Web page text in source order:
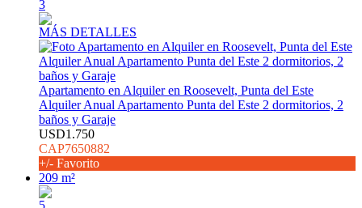
3
MÁS DETALLES
Apartamento en Alquiler en Roosevelt, Punta del Este
Alquiler Anual Apartamento Punta del Este 2 dormitorios, 2
baños y Garaje
USD1.750
CAP7650882
+/- Favorito
209 m²